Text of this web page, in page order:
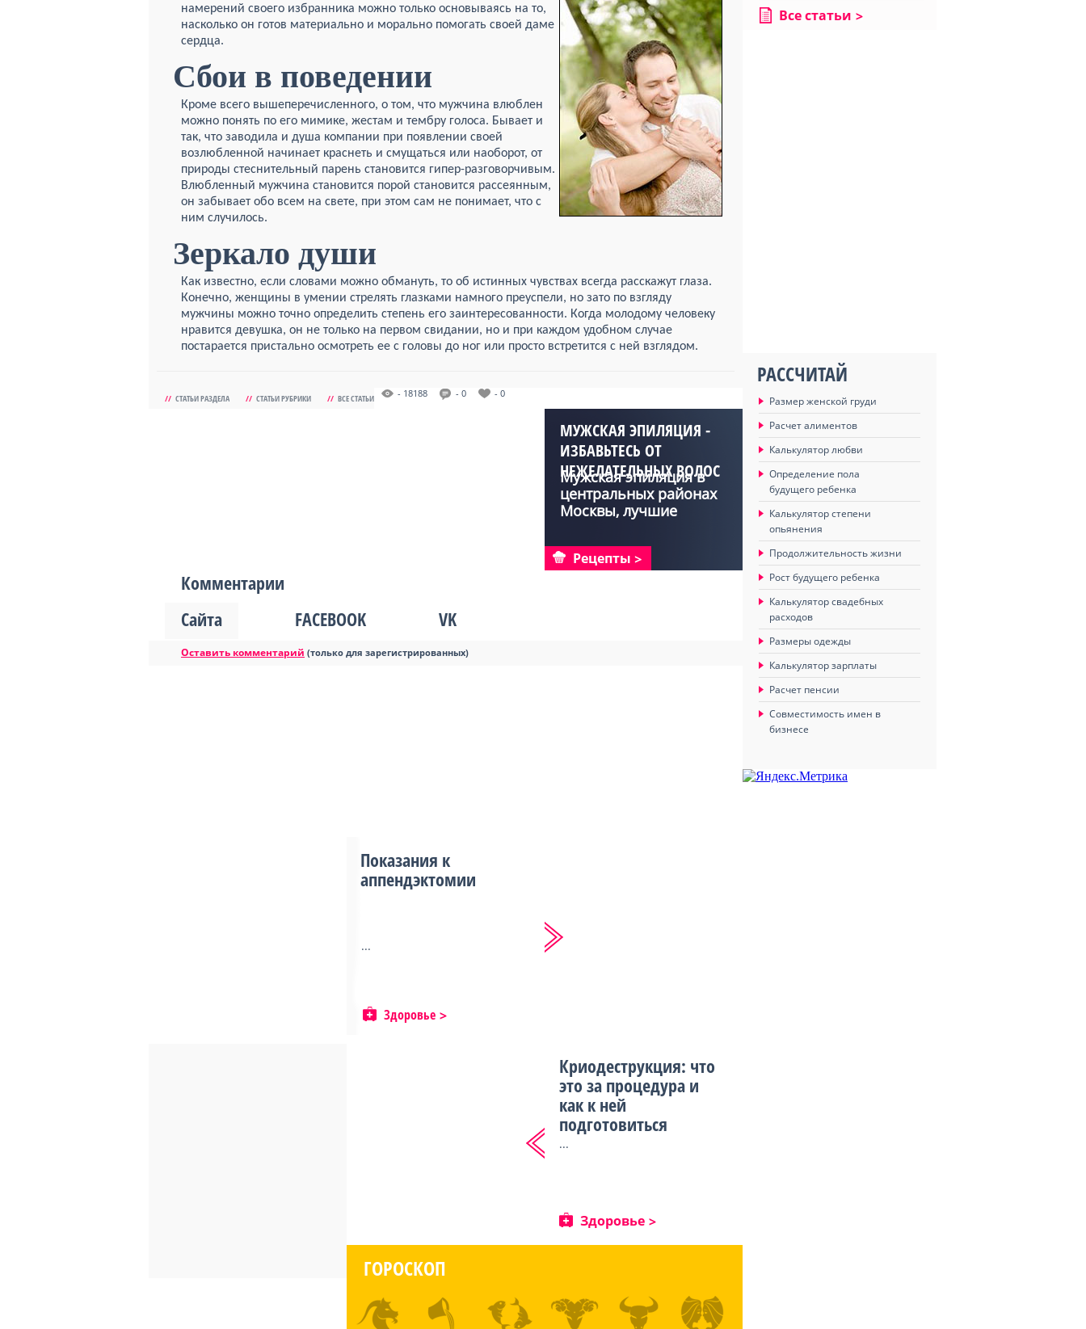
намерений своего избранника можно только основываясь на то,
насколько он готов материально и морально помогать своей даме
сердца.
Сбои в поведении
Кроме всего вышеперечисленного, о том, что мужчина влюблен
можно понять по его мимике, жестам и тембру голоса. Бывает и
так, что заводила и душа компании при появлении своей
возлюбленной начинает краснеть и смущаться или наоборот, от
природы стеснительный парень становится гипер-разговорчивым.
Влюбленный мужчина становится порой становится рассеянным,
он забывает обо всем на свете, при этом сам не понимает, что с
ним случилось.
Зеркало души
Как известно, если словами можно обмануть, то об истинных чувствах всегда расскажут глаза.
Конечно, женщины в умении стрелять глазками намного преуспели, но зато по взгляду
мужчины можно точно определить степень его заинтересованности. Когда молодому человеку
нравится девушка, он не только на первом свидании, но и при каждом удобном случае
постарается пристально осмотреть ее с головы до ног или просто встретится с ней взглядом.
// СТАТЬИ РАЗДЕЛА // СТАТЬИ РУБРИКИ // ВСЕ СТАТЬИ - 18188 - 0 - 0
МУЖСКАЯ ЭПИЛЯЦИЯ -
ИЗБАВЬТЕСЬ ОТ
НЕЖЕЛАТЕЛЬНЫХ ВОЛОС
НАВСЕГДА!
Мужская эпиляция в
центральных районах
Москвы, лучшие
Рецепты
Комментарии
Сайта
FACEBOOK VK
Оставить комментарий (только для зарегистрированных)
Показания к
аппендэктомии
...
Здоровье
Криодеструкция: что
это за процедура и
как к ней
подготовиться
...
Здоровье
ГОРОСКОП
Все статьи
РАССЧИТАЙ
Размер женской груди
Расчет алиментов
Калькулятор любви
Определение пола
будущего ребенка
Калькулятор степени
опьянения
Продолжительность жизни
Рост будущего ребенка
Калькулятор свадебных
расходов
Размеры одежды
Калькулятор зарплаты
Расчет пенсии
Совместимость имен в
бизнесе